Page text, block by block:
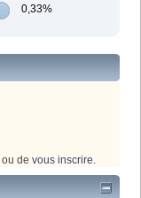
0,33%
ou de vous inscrire.